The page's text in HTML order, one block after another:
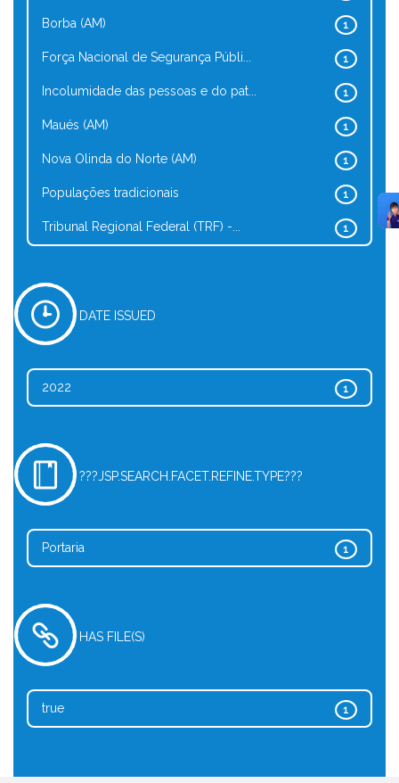
1
Borba (AM)
1
Força Nacional de Segurança Públi...
1
Incolumidade das pessoas e do pat...
1
Maués (AM)
1
Nova Olinda do Norte (AM)
1
Populações tradicionais
1
Tribunal Regional Federal (TRF) -...
DATE ISSUED
1
2022
???JSP.SEARCH.FACET.REFINE.TYPE???
1
Portaria
HAS FILE(S)
1
true